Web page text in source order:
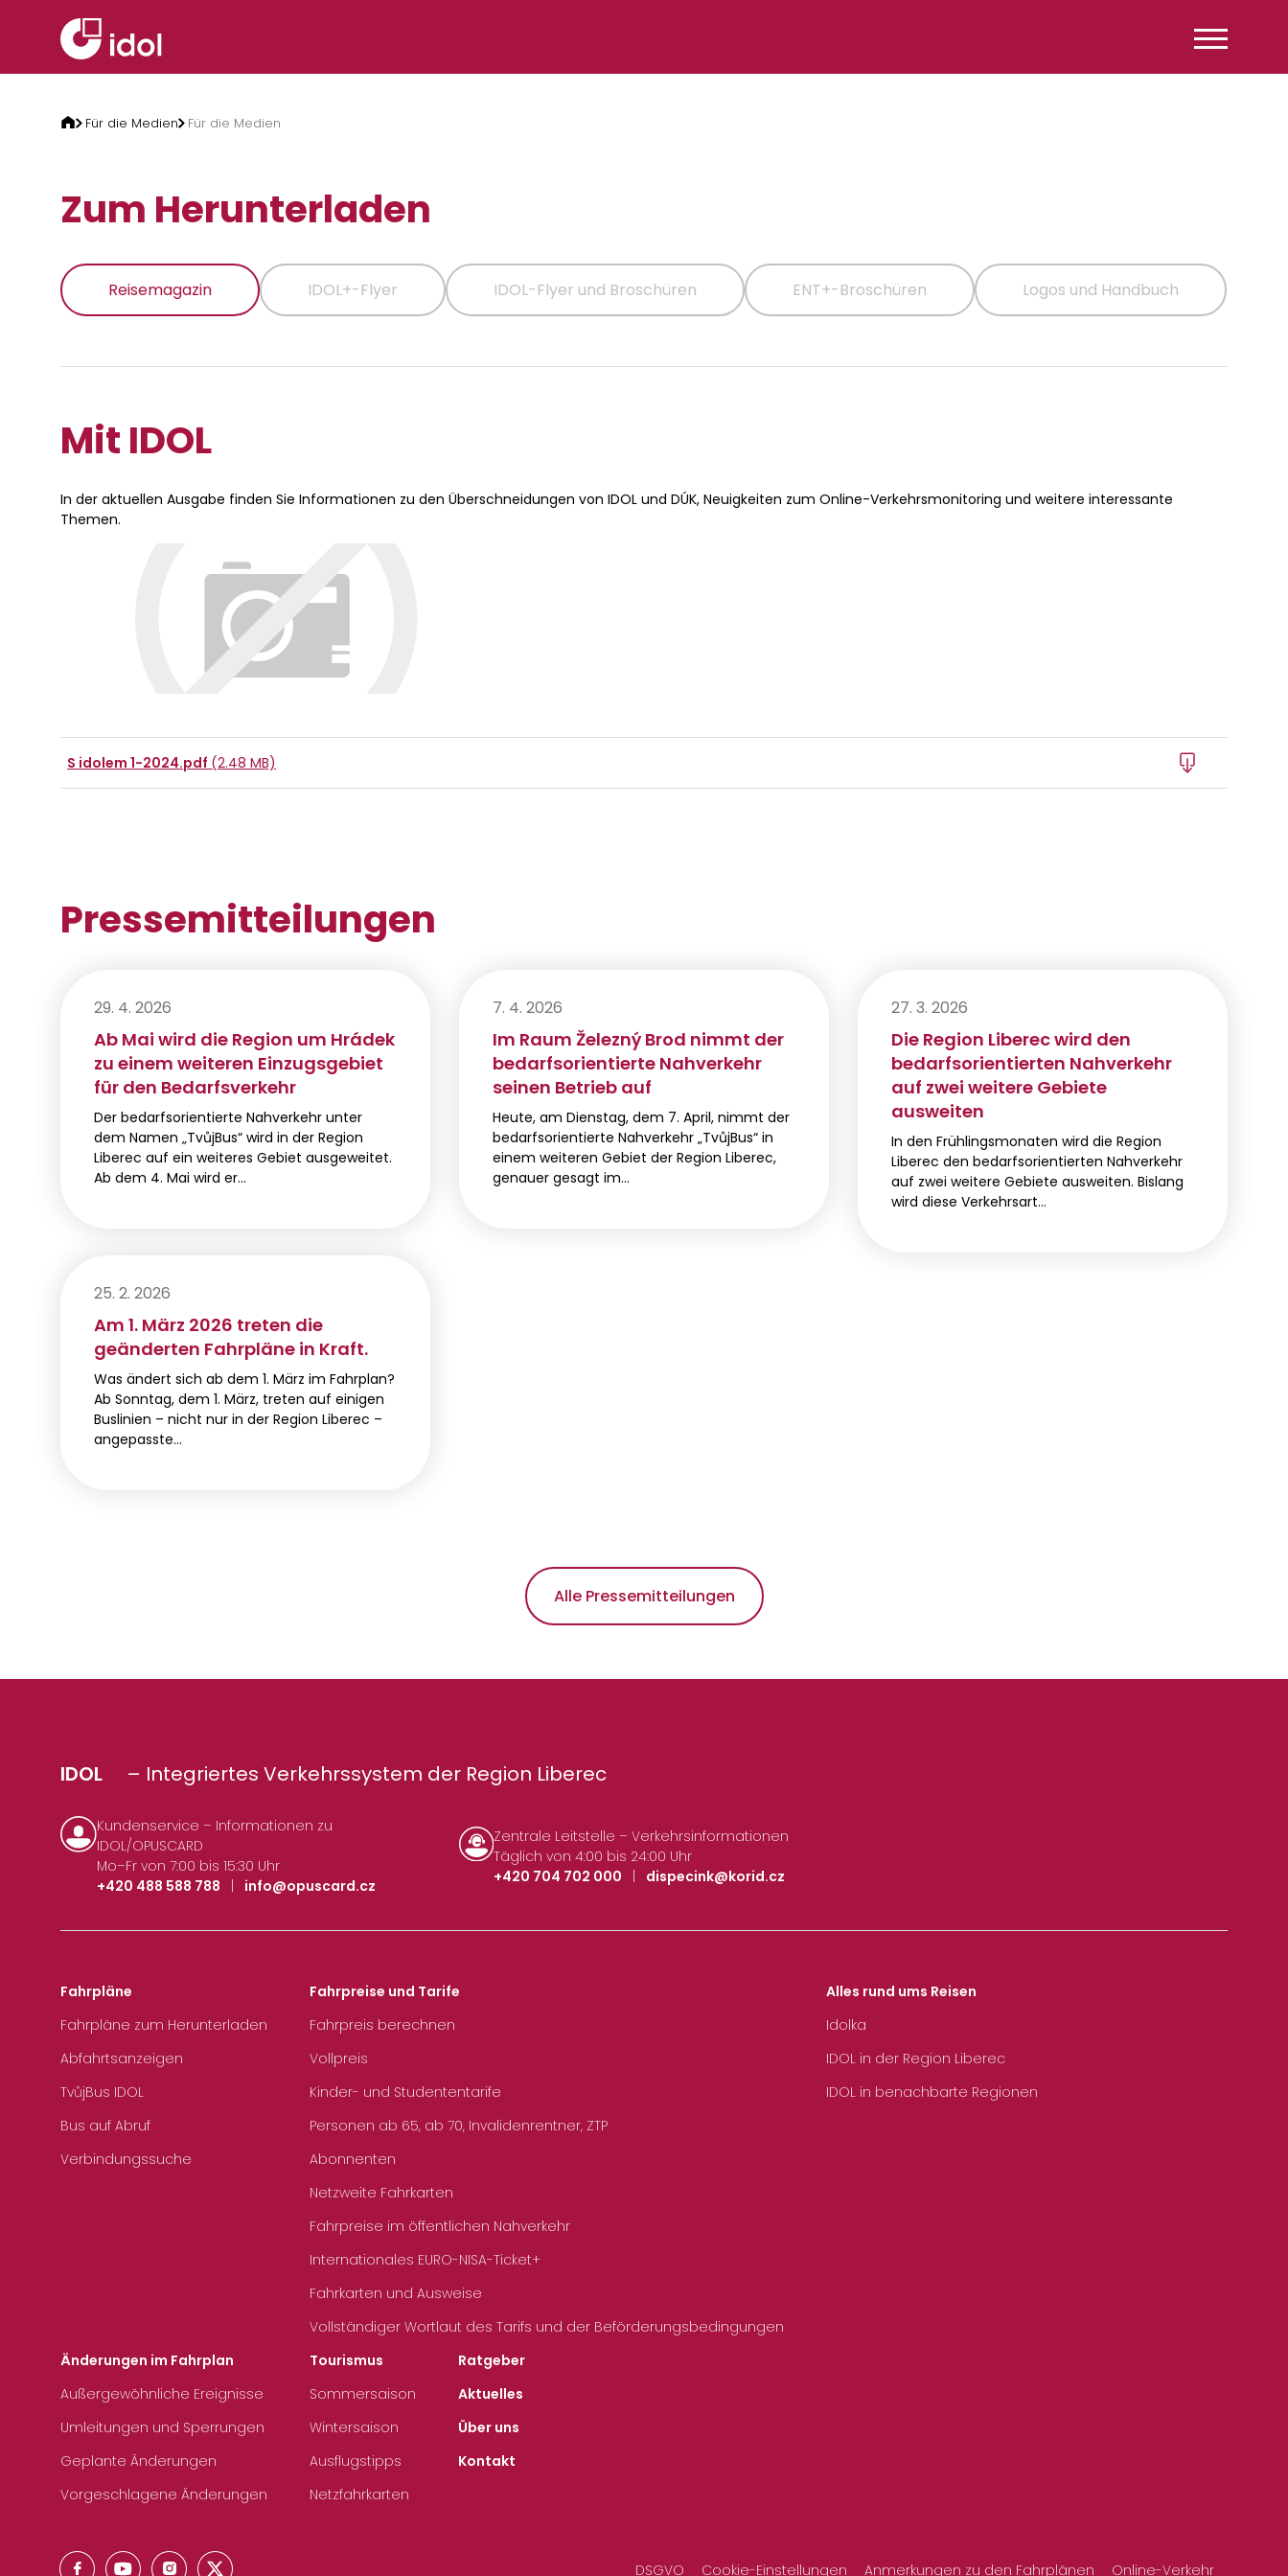
Für die Medien Für die Medien
Zum Herunterladen
Reisemagazin IDOL+-Flyer IDOL-Flyer und Broschüren ENT+-Broschüren Logos und Handbuch
Mit IDOL
In der aktuellen Ausgabe finden Sie Informationen zu den Überschneidungen von IDOL und DÚK, Neuigkeiten zum Online-Verkehrsmonitoring und weitere interessante
Themen.
S idolem 1-2024.pdf (2.48 MB)
Pressemitteilungen
29. 4. 2026
Ab Mai wird die Region um Hrádek
zu einem weiteren Einzugsgebiet
für den Bedarfsverkehr
Der bedarfsorientierte Nahverkehr unter
dem Namen „TvůjBus“ wird in der Region
Liberec auf ein weiteres Gebiet ausgeweitet.
Ab dem 4. Mai wird er…
7. 4. 2026
Im Raum Železný Brod nimmt der
bedarfsorientierte Nahverkehr
seinen Betrieb auf
Heute, am Dienstag, dem 7. April, nimmt der
bedarfsorientierte Nahverkehr „TvůjBus“ in
einem weiteren Gebiet der Region Liberec,
genauer gesagt im…
27. 3. 2026
Die Region Liberec wird den
bedarfsorientierten Nahverkehr
auf zwei weitere Gebiete
ausweiten
In den Frühlingsmonaten wird die Region
Liberec den bedarfsorientierten Nahverkehr
auf zwei weitere Gebiete ausweiten. Bislang
wird diese Verkehrsart…
25. 2. 2026
Am 1. März 2026 treten die
geänderten Fahrpläne in Kraft.
Was ändert sich ab dem 1. März im Fahrplan?
Ab Sonntag, dem 1. März, treten auf einigen
Buslinien – nicht nur in der Region Liberec –
angepasste…
Alle Pressemitteilungen
IDOL – Integriertes Verkehrssystem der Region Liberec
Kundenservice – Informationen zu
IDOL/OPUSCARD
Mo–Fr von 7:00 bis 15:30 Uhr
+420 488 588 788
info@opuscard.cz
Zentrale Leitstelle – Verkehrsinformationen
Täglich von 4:00 bis 24:00 Uhr
+420 704 702 000
| dispecink@korid.cz
Fahrpläne
Fahrpläne zum Herunterladen
Abfahrtsanzeigen
TvůjBus IDOL
Bus auf Abruf
Verbindungssuche
Fahrpreise und Tarife
Fahrpreis berechnen
Vollpreis
Kinder- und Studententarife
Personen ab 65, ab 70, Invalidenrentner, ZTP
Abonnenten
Netzweite Fahrkarten
Fahrpreise im öffentlichen Nahverkehr
Internationales EURO-NISA-Ticket+
Fahrkarten und Ausweise
Vollständiger Wortlaut des Tarifs und der Beförderungsbedingungen
Alles rund ums Reisen
Idolka
IDOL in der Region Liberec
IDOL in benachbarte Regionen
Änderungen im Fahrplan
Außergewöhnliche Ereignisse
Umleitungen und Sperrungen
Geplante Änderungen
Vorgeschlagene Änderungen
Tourismus
Sommersaison
Wintersaison
Ausflugstipps
Netzfahrkarten
Ratgeber
Aktuelles
Über uns
Kontakt
DSGVO Cookie-Einstellungen Anmerkungen zu den Fahrplänen Online-Verkehr